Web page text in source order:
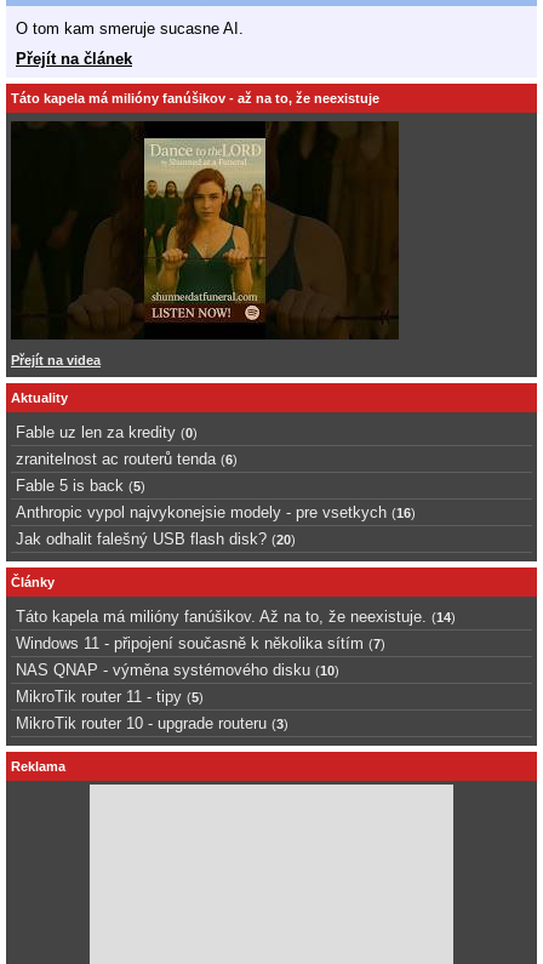
O tom kam smeruje sucasne AI.
Přejít na článek
Táto kapela má milióny fanúšikov - až na to, že neexistuje
Přejít na videa
Aktuality
Fable uz len za kredity (0)
zranitelnost ac routerů tenda (6)
Fable 5 is back (5)
Anthropic vypol najvykonejsie modely - pre vsetkych (16)
Jak odhalit falešný USB flash disk? (20)
Články
Táto kapela má milióny fanúšikov. Až na to, že neexistuje. (14)
Windows 11 - připojení současně k několika sítím (7)
NAS QNAP - výměna systémového disku (10)
MikroTik router 11 - tipy (5)
MikroTik router 10 - upgrade routeru (3)
Reklama